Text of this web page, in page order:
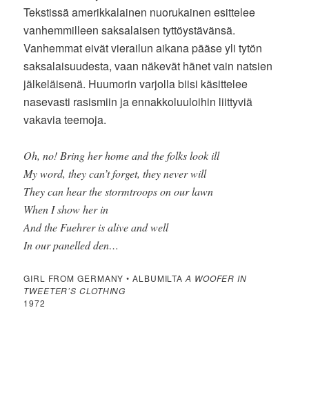
Tekstissä amerikkalainen nuorukainen esittelee
vanhemmilleen saksalaisen tyttöystävänsä.
Vanhemmat eivät vierailun aikana pääse yli tytön
saksalaisuudesta, vaan näkevät hänet vain natsien
jälkeläisenä. Huumorin varjolla biisi käsittelee
nasevasti rasismiin ja ennakkoluuloihin liittyviä
vakavia teemoja.
Oh, no! Bring her home and the folks look ill
My word, they can’t forget, they never will
They can hear the stormtroops on our lawn
When I show her in
And the Fuehrer is alive and well
In our panelled den…
GIRL FROM GERMANY • ALBUMILTAA WOOFER IN
TWEETER’S CLOTHING
1972